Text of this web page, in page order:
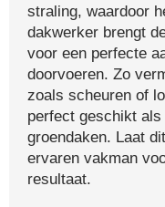
straling, waardoor
dakwerker brengt
voor een perfecte
doorvoeren. Zo
zoals scheuren of
perfect geschikt
groendaken. Laat
ervaren vakman
resultaat.